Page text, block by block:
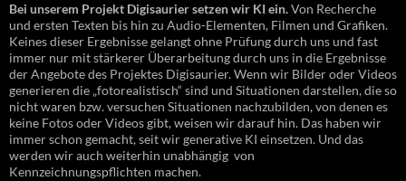
Bei unserem Projekt Digisaurier setzen wir KI ein.Von Recherche
und ersten Texten bis hin zu Audio-Elementen, Filmen und Grafiken.
Keines dieser Ergebnisse gelangt ohne Prüfung durch uns und fast
immer nur mit stärkerer Überarbeitung durch uns in die Ergebnisse
der Angebote des Projektes Digisaurier. Wenn wir Bilder oder Videos
generieren die „fotorealistisch“ sind und Situationen darstellen, die so
nicht waren bzw. versuchen Situationen nachzubilden, von denen es
keine Fotos oder Videos gibt, weisen wir darauf hin. Das haben wir
immer schon gemacht, seit wir generative KI einsetzen. Und das
werden wir auch weiterhin unabhängig von
Kennzeichnungspflichten machen.